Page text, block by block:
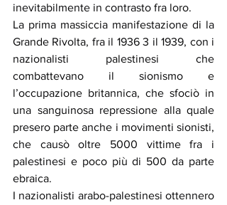
inevitabilmente in contrasto fra loro.
La prima massiccia manifestazione di la
Grande Rivolta, fra il 1936 3 il 1939, con i
nazionalisti palestinesi che
combattevano il sionismo e
l’occupazione britannica, che sfociò in
una sanguinosa repressione alla quale
presero parte anche i movimenti sionisti,
che causò oltre 5000 vittime fra i
palestinesi e poco più di 500 da parte
ebraica.
I nazionalisti arabo-palestinesi ottennero